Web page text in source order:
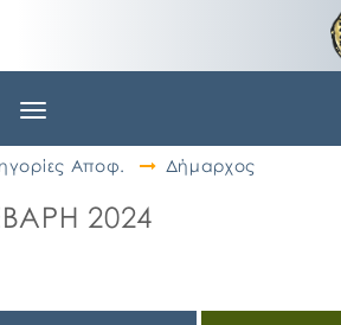
Toggle
Αποφ. Δήμαρχος
2024